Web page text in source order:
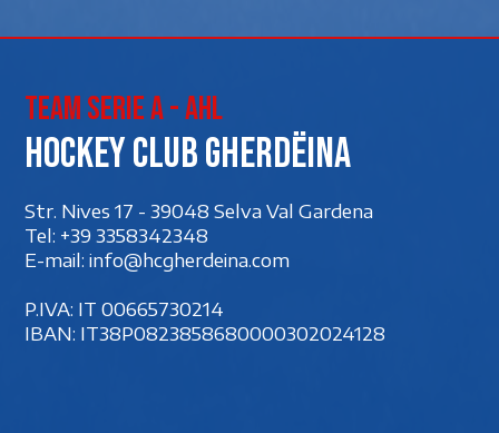
Team Serie A - AHL
Hockey club Gherdëina
Str. Nives 17 - 39048 Selva Val Gardena
Tel: +39 3358342348
E-mail: info@hcgherdeina.com
P.IVA: IT 00‍665730214
IBAN: IT38P0823858680000302024128